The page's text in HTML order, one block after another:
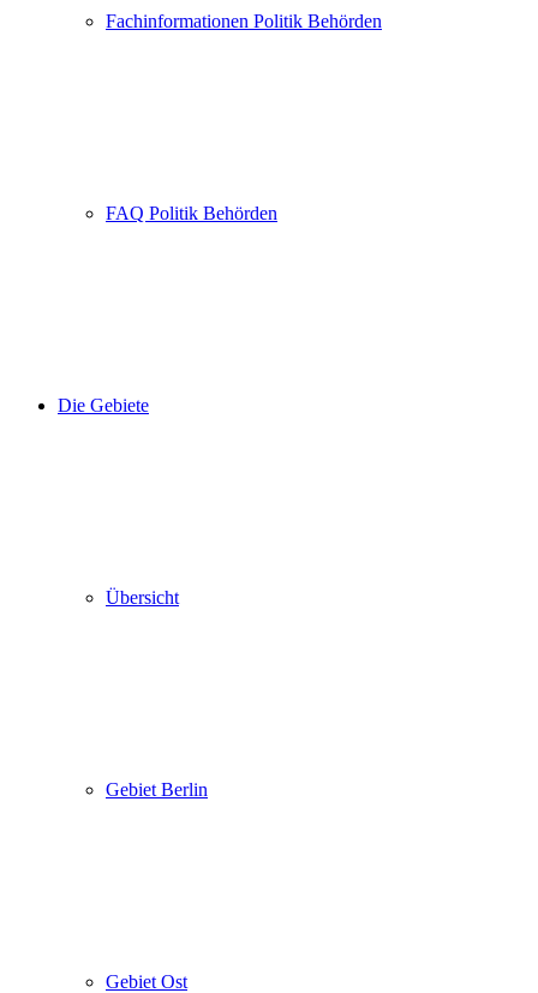
Fachinformationen Politik Behörden
FAQ Politik Behörden
Die Gebiete
Übersicht
Gebiet Berlin
Gebiet Ost